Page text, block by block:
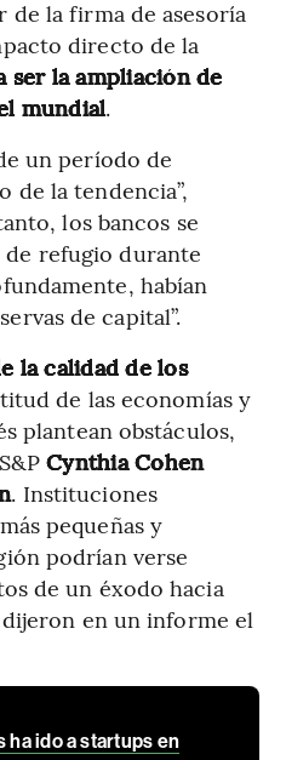
la firma de asesoría
directo de la
ser la ampliación de
mundial.
un período de
de la tendencia”,
los bancos se
refugio durante
habían
de capital”.
la calidad de los
de las economías y
plantean obstáculos,
Cynthia Cohen
. Instituciones
pequeñas y
podrían verse
de un éxodo hacia
en un informe el
ha ido a startups en